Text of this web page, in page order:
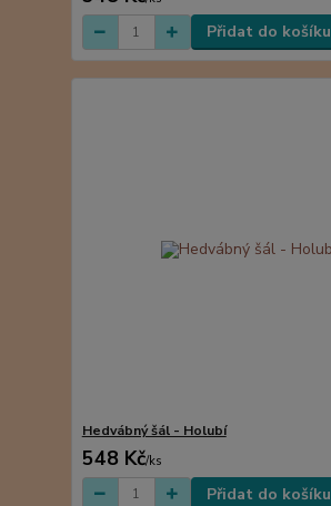
Přidat do košíku
Hedvábný šál - Holubí
548 Kč/ks
Přidat do košíku